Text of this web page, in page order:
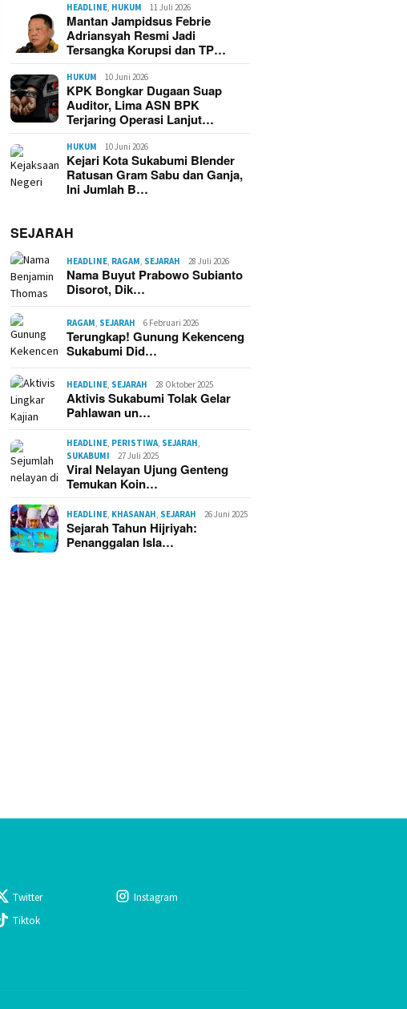
HEADLINE HUKUM 11 Juli 2026
Mantan Jampidsus Febrie
Adriansyah Resmi Jadi
Tersangka Korupsi dan TP…
HUKUM 10 Juni 2026
KPK Bongkar Dugaan Suap
Auditor, Lima ASN BPK
Terjaring Operasi Lanjut…
HUKUM 10 Juni 2026
Kejari Kota Sukabumi Blender
Ratusan Gram Sabu dan Ganja,
Ini Jumlah B…
SEJARAH
HEADLINE RAGAM SEJARAH 28 Juli 2026
Nama Buyut Prabowo Subianto
Disorot, Dik…
RAGAM SEJARAH 6 Februari 2026
Terungkap! Gunung Kekenceng
Sukabumi Did…
HEADLINE SEJARAH 28 Oktober 2025
Aktivis Sukabumi Tolak Gelar
Pahlawan un…
HEADLINE PERISTIWA SEJARAH
SUKABUMI
27 Juli 2025
Viral Nelayan Ujung Genteng
Temukan Koin…
HEADLINE KHASANAH SEJARAH 26 Juni 2025
Sejarah Tahun Hijriyah:
Penanggalan Isla…
Twitter
Instagram
Tiktok